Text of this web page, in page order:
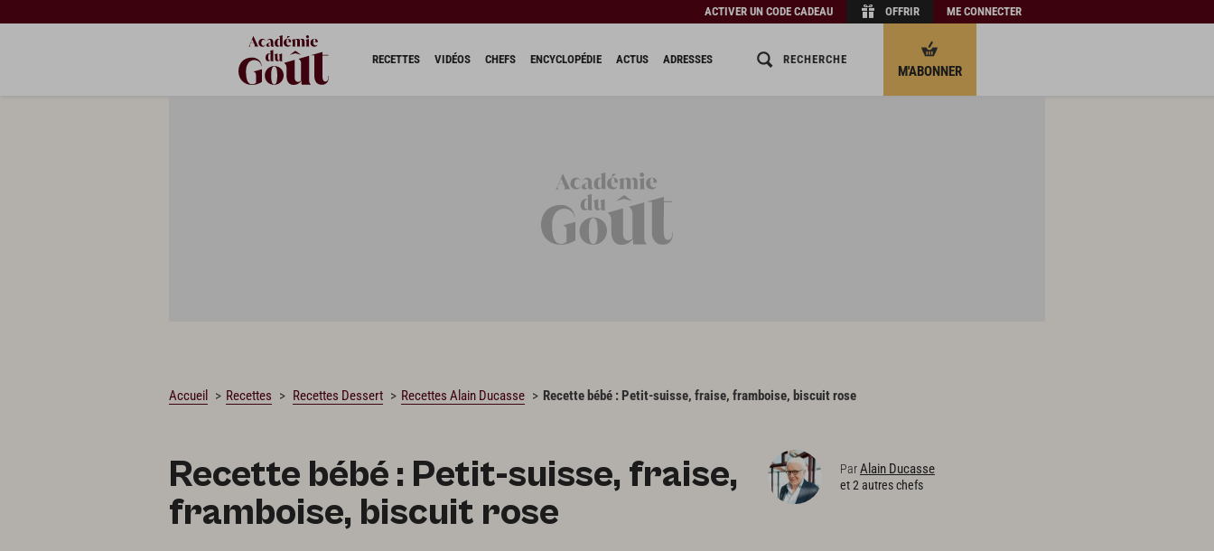
ACTIVER UN CODE CADEAU OFFRIR ME CONNECTER
RECETTES VIDÉOS CHEFS ENCYCLOPÉDIE ACTUS ADRESSES RECHERCHE
M'ABONNER
Accueil Recettes Recettes Dessert Recettes Alain Ducasse Recette bébé : Petit-suisse, fraise, framboise, biscuit rose
Recette bébé : Petit-suisse, fraise,
framboise, biscuit rose
ParAlain Ducasse
et 2 autres chefs
CHARGEMENT…